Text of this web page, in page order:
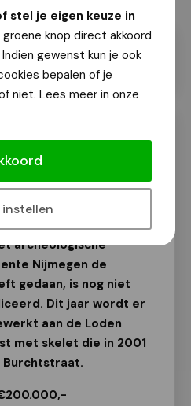
stel je eigen keuze in
knop direct akkoord
gewenst kun je ook
bepalen of je
niet. Lees meer in onze
instellen
archeologisch
archeologische
Nijmegen de
gedaan, is nog niet
Dit jaar wordt er
aan de Loden
met skelet die in 2001
Burchtstraat.